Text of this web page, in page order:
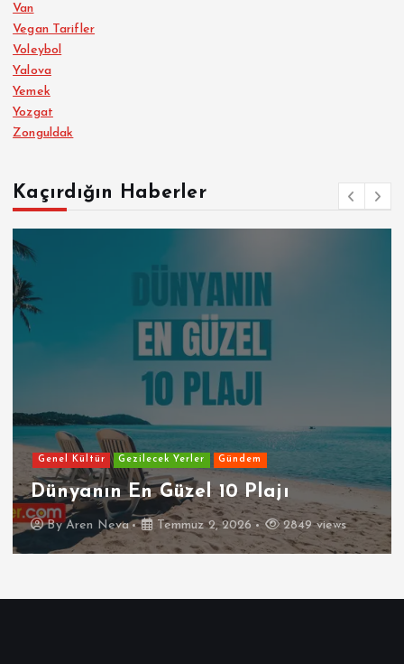
Van
Vegan Tarifler
Voleybol
Yalova
Yemek
Yozgat
Zonguldak
Kaçırdığın Haberler
Genel Kültür Gezilecek Yerler Gündem
Dünyanın En Güzel 10 Plajı
ByAren Neva Temmuz 2, 2026 2849 views